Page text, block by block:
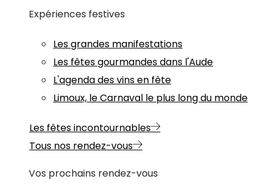
Expériences festives
Les grandes manifestations
Les fêtes gourmandes dans l'Aude
L'agenda des vins en fête
Limoux, le Carnaval le plus long du monde
Les fêtes incontournables
Tous nos rendez-vous
Vos prochains rendez-vous